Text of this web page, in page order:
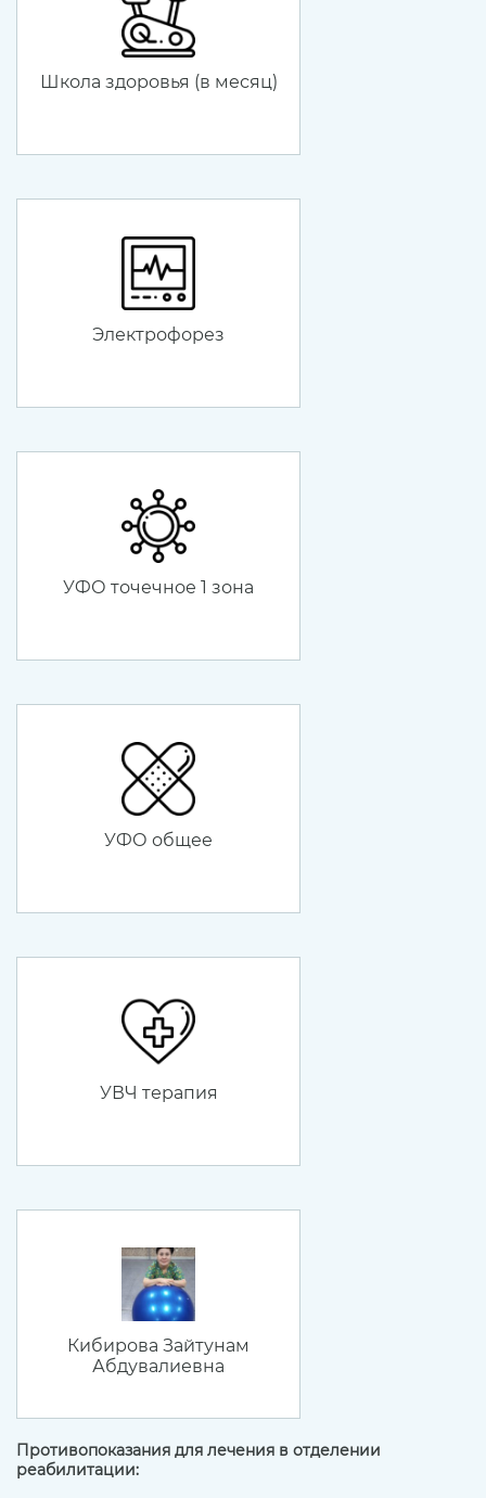
Школа здоровья (в месяц)
Электрофорез
УФО точечное 1 зона
УФО общее
УВЧ терапия
Кибирова Зайтунам
Абдувалиевна
Противопоказания для лечения в отделении
реабилитации: